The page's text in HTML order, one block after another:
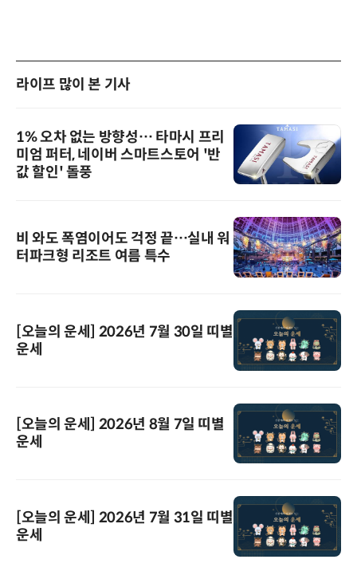
라이프 많이 본 기사
1% 오차 없는 방향성… 타마시 프리
미엄 퍼터, 네이버 스마트스토어 '반
값 할인' 돌풍
비 와도 폭염이어도 걱정 끝…실내 워
터파크형 리조트 여름 특수
[오늘의 운세] 2026년 7월 30일 띠별
운세
[오늘의 운세] 2026년 8월 7일 띠별
운세
[오늘의 운세] 2026년 7월 31일 띠별
운세